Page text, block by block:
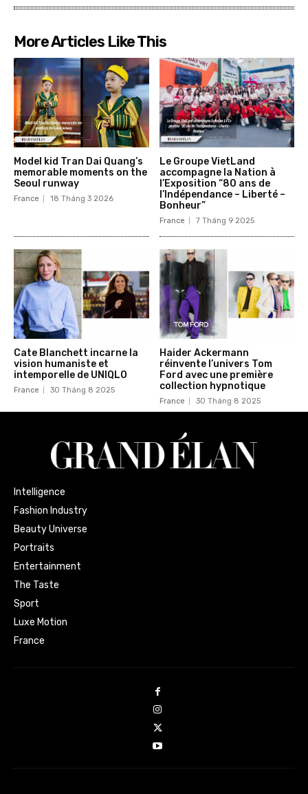
More Articles Like This
Model kid Tran Dai Quang’s
memorable moments on the
Seoul runway
France 18 Tháng 3 2026
Le Groupe VietLand
accompagne la Nation à
l’Exposition “80 ans de
l’Indépendance – Liberté –
Bonheur”
France 7 Tháng 9 2025
Cate Blanchett incarne la
vision humaniste et
intemporelle de UNIQLO
France 30 Tháng 8 2025
Haider Ackermann
réinvente l’univers Tom
Ford avec une première
collection hypnotique
France 30 Tháng 8 2025
Intelligence
Fashion Industry
Beauty Universe
Portraits
Entertainment
The Taste
Sport
Luxe Motion
France